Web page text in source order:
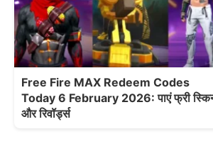
Free Fire MAX Redeem Codes
Today 6 February 2026: पाएं फ्री
और रिवॉर्ड्स